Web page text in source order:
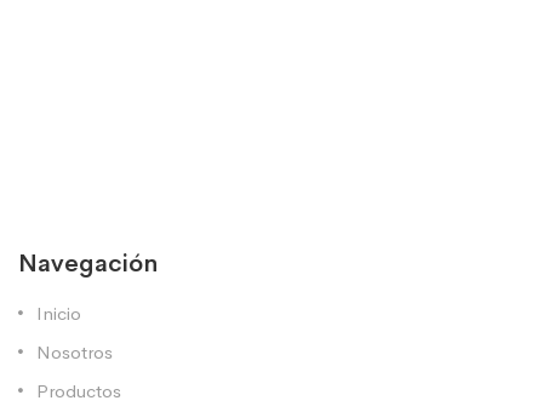
Navegación
Inicio
Nosotros
Productos